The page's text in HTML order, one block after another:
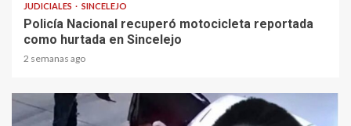
JUDICIALES SINCELEJO
Policía Nacional recuperó motocicleta reportada
como hurtada en Sincelejo
2 semanas ago